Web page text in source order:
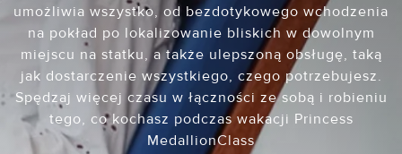
umożliwia wszystko, od bezdotykowego wchodzenia
na pokład po lokalizowanie bliskich w dowolnym
miejscu na statku, a także ulepszoną obsługę, taką
jak dostarczenie wszystkiego, czego potrzebujesz.
Spędzaj więcej czasu w łączności ze sobą i robieniu
tego, co kochasz podczas wakacji Princess
MedallionClass